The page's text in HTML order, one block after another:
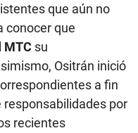
que aún no
conocer que
MTC su
Ositrán inició
a fin
por
recientes